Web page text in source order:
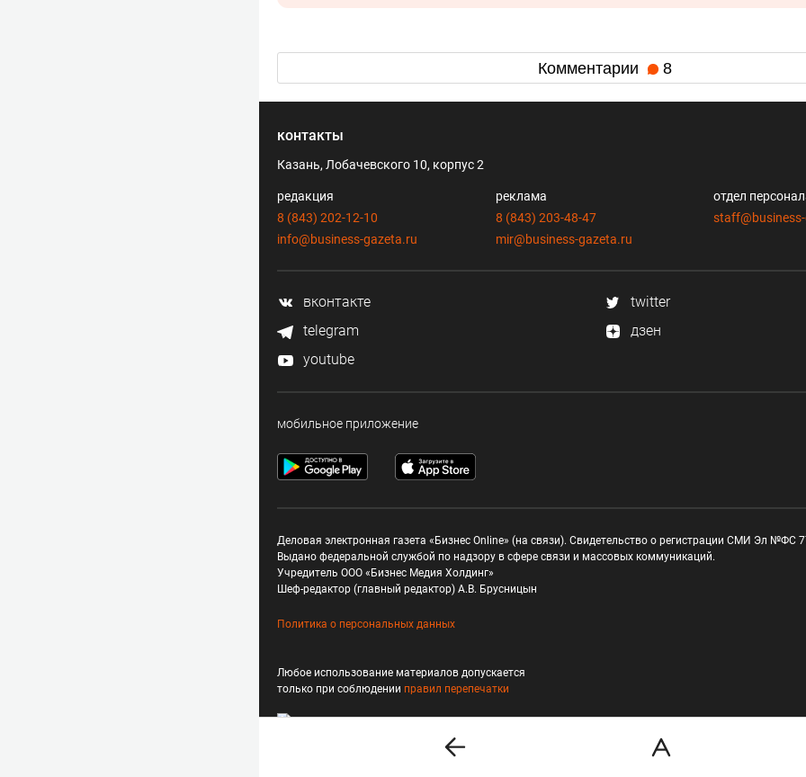
Комментарии 8
контакты
Казань, Лобачевского 10, корпус 2
редакция
8 (843) 202-12-10
info@business-gazeta.ru
реклама
8 (843) 203-48-47
mir@business-gazeta.ru
отдел
вконтакте
twitter
telegram
дзен
youtube
мобильное приложение
Деловая электронная газета «Бизнес Online» (на связи). Свидетельство о регистрации СМИ Эл №ФС
Выдано федеральной службой по надзору в сфере связи и массовых коммуникаций.
Учредитель ООО «Бизнес Медия Холдинг»
Шеф-редактор (главный редактор) А.В. Брусницын
Политика о персональных данных
Любое использование материалов допускается
только при соблюдении правил перепечатки